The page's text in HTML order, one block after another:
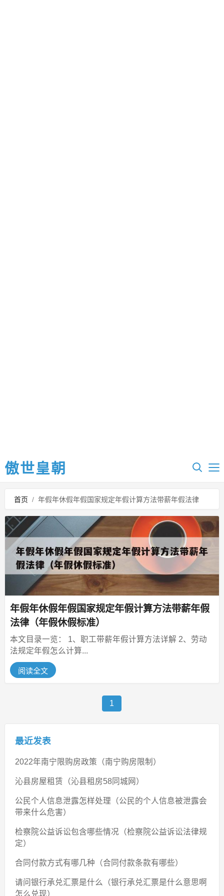
傲世皇朝
首页 / 年假年休假年假国家规定年假计算方法带薪年假法律
年假年休假年假国家规定年假计算方法带薪年假
法律（年假休假标准）
本文目录一览： 1、职工带薪年假计算方法详解 2、劳动
法规定年假怎么计算...
阅读全文
1
最近发表
2022年南宁限购房政策（南宁购房限制）
沁县房屋租赁（沁县租房58同城网）
公民个人信息泄露怎样处理（公民的个人信息被泄露会
带来什么危害）
检察院公益诉讼包含哪些情况（检察院公益诉讼法律规
定）
合同付款方式有哪几种（合同付款条款有哪些）
请问银行承兑汇票是什么（银行承兑汇票是什么意思啊
怎么兑现）